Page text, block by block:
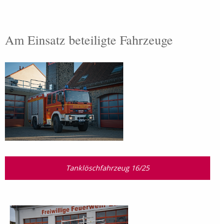
Am Einsatz beteiligte Fahrzeuge
Tanklöschfahrzeug 16/25